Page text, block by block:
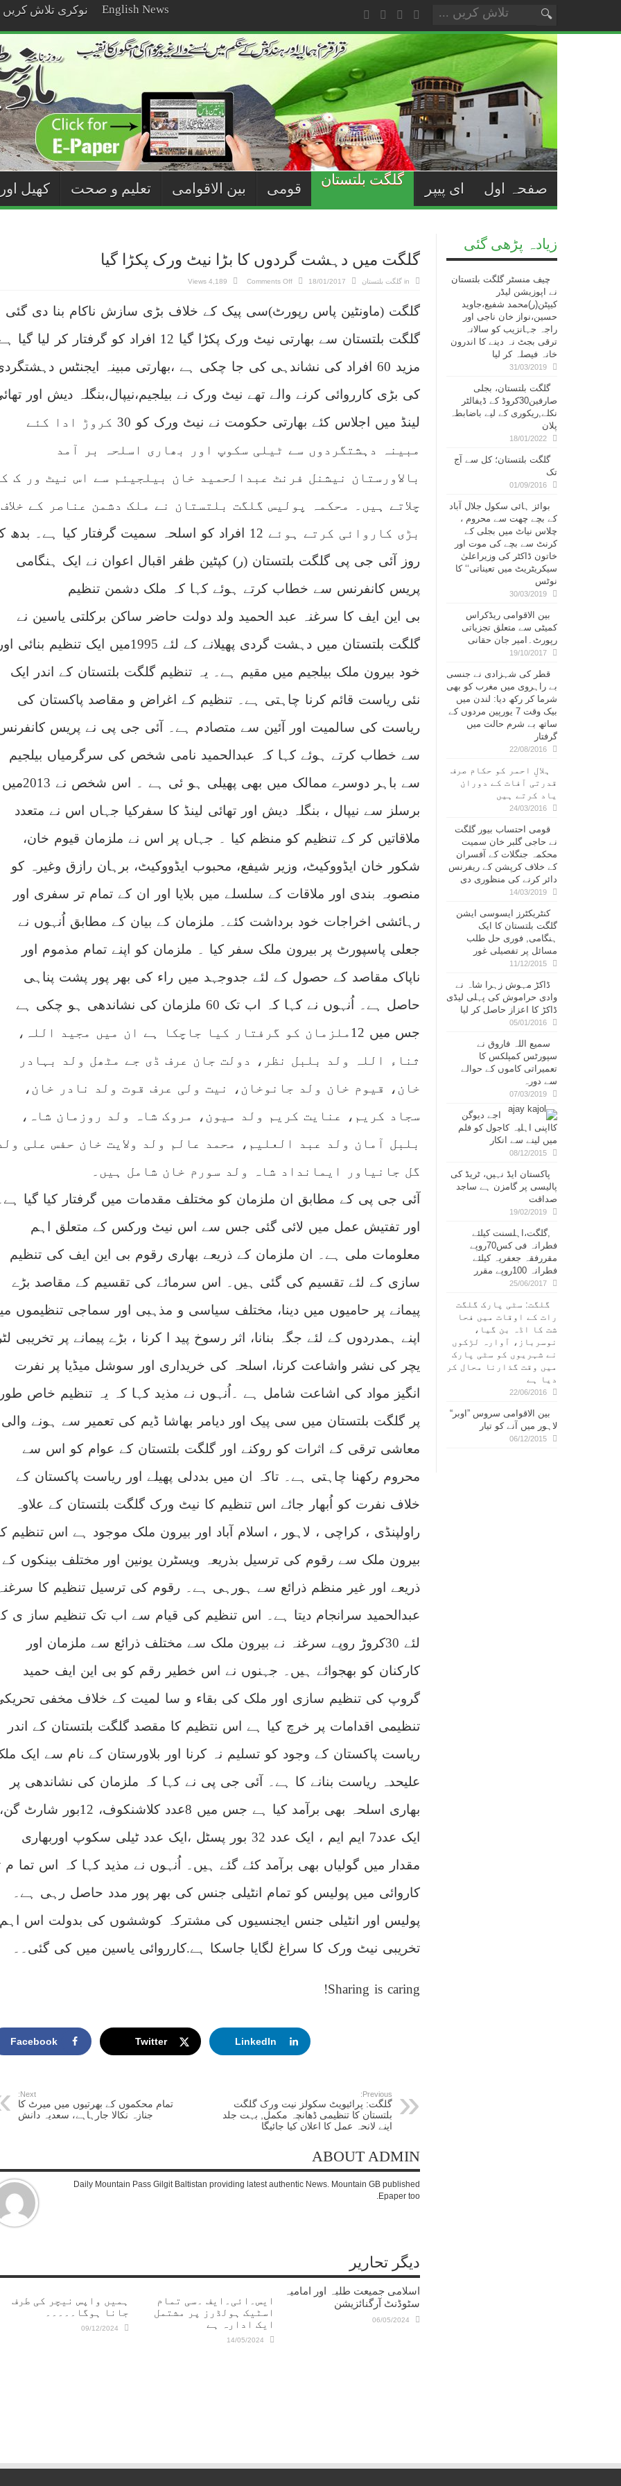
نوکری تلاش کریں English News
صفحہ اول ای پیپر
گلگت بلتستان
قومی بین الاقوامی تعلیم و صحت کھیل
گلگت میں دہشت گردوں کا بڑا نیٹ ورک پکڑا گیا
in گلگت بلتستان 18/01/2017
Comments Off
on
گردوں
کا
ورک
پکڑا
4,189 Views
گلگت (ماونٹین پاس رپورٹ)سی پیک کے خلاف بڑی سازش ناکام بنا دی گئی
گلگت بلتستان سے بھارتی نیٹ ورک پکڑا گیا 12 افراد کو گرفتار کر لیا گیا
مزید 60 افراد کی نشاندہی کی جا چکی ہے ،بھارتی مبینہ ایجنٹس
کی بڑی کارروائی کرنے والے تھے نیٹ ورک نے بیلجیم،نیپال،بنگلہ دیش اور
لینڈ میں اجلاس کئے بھارتی حکومت نے نیٹ ورک کو 30 کروڑ ادا کئے
مبینہ دہشتگردوں سے ٹیلی سکوپ اور بھاری اسلحہ بر آمد
بالاورستان نیشنل فرنٹ عبدالحمید خان بیلجیئم سے اس نیٹ ور ک
چلاتے ہیں۔ محکمہ پولیس گلگت بلتستان نے ملک دشمن عناصر کے خلاف
بڑی کاروائی کرتے ہوئے 12 افراد کو اسلحہ سمیت گرفتار کیا ہے۔
روز آئی جی پی گلگت بلتستان (ر) کپٹین ظفر اقبال اعوان نے ایک ہنگامی
پریس کانفرنس سے خطاب کرتے ہوئے کہا کہ ملک دشمن تنظیم
بی این ایف کا سرغنہ عبد الحمید ولد دولت حاضر ساکن برکلتی یاسین نے
گلگت بلتستان میں دہشت گردی پھیلانے کے لئے 1995میں ایک تنظیم بنائی
خود بیرون ملک بیلجیم میں مقیم ہے۔ یہ تنظیم گلگت بلتستان کے اندر ایک
نئی ریاست قائم کرنا چاہتی ہے۔ تنظیم کے اغراض و مقاصد پاکستان کی
ریاست کی سالمیت اور آئین سے متصادم ہے۔ آئی جی پی نے پریس
سے خطاب کرتے ہوئے کہا کہ عبدالحمید نامی شخص کی سرگرمیاں بیلجیم
سے باہر دوسرے ممالک میں بھی پھیلی ہو ئی ہے ۔ اس شخص نے 2013میں
برسلز سے نیپال ، بنگلہ دیش اور تھائی لینڈ کا سفرکیا جہاں اس نے متعدد
ملاقاتیں کر کے تنظیم کو منظم کیا ۔ جہاں پر اس نے ملزمان قیوم خان،
شکور خان ایڈووکیٹ، وزیر شیفع، محبوب ایڈووکیٹ، برہان رازق وغیرہ کو
منصوبہ بندی اور ملاقات کے سلسلے میں بلایا اور ان کے تمام تر سفری اور
رہائشی اخراجات خود برداشت کئے۔ ملزمان کے بیان کے مطابق اُنہوں نے
جعلی پاسپورٹ پر بیرون ملک سفر کیا ۔ ملزمان کو اپنے تمام مذموم اور
ناپاک مقاصد کے حصول کے لئے جدوجہد میں راء کی بھر پور پشت پناہی
حاصل ہے۔ اُنہوں نے کہا کہ اب تک 60 ملزمان کی نشاندھی ہو چکی ہے
جس میں 12ملزمان کو گرفتار کیا جاچکا ہے ان میں مجید اللہ،
ثناء اللہ ولد بلبل نظر، دولت جان عرف ڈی جے مٹھل ولد بہادر
خان، قیوم خان ولد جانوخان، نیت ولی عرف قوت ولد نادر خان،
سجاد کریم، عنایت کریم ولد میون، مروک شاہ ولد روزمان شاہ،
بلبل آمان ولد عبد العلیم، محمد عالم ولد ولایت خان حفس علی
گل جانیاور ایمانداد شاہ ولد سورم خان شامل ہیں۔
آئی جی پی کے مطابق ان ملزمان کو مختلف مقدمات میں گرفتار کیا گیا
اور تفتیش عمل میں لائی گئی جس سے اس نیٹ ورکس کے متعلق اہم
معلومات ملی ہے۔ ان ملزمان کے ذریعے بھاری رقوم بی این ایف کی تنظیم
سازی کے لئے تقسیم کی گئی ہیں۔ اس سرمائے کی تقسیم کے مقاصد بڑے
پیمانے پر حامیوں میں دینا، مختلف سیاسی و مذہبی اور سماجی تنظیموں
اپنے ہمدردوں کے لئے جگہ بنانا، اثر رسوخ پید ا کرنا ، بڑے پیمانے پر تخریبی
یچر کی نشر واشاعت کرنا، اسلحہ کی خریداری اور سوشل میڈیا پر نفرت
انگیز مواد کی اشاعت شامل ہے ۔اُنہوں نے مذید کہا کہ یہ تنظیم خاص
پر گلگت بلتستان میں سی پیک اور دیامر بھاشا ڈیم کی تعمیر سے ہونے والی
معاشی ترقی کے اثرات کو روکنے اور گلگت بلتستان کے عوام کو اس سے
محروم رکھنا چاہتی ہے۔ تاکہ ان میں بددلی پھیلے اور ریاست پاکستان کے
خلاف نفرت کو اُبھار جائے اس تنظیم کا نیٹ ورک گلگت بلتستان کے علاوہ
راولپنڈی ، کراچی ، لاہور ، اسلام آباد اور بیرون ملک موجود ہے اس تنظیم
بیرون ملک سے رقوم کی ترسیل بذریعہ ویسٹرن یونین اور مختلف بینکوں کے
ذریعے اور غیر منظم ذرائع سے ہورہی ہے۔ رقوم کی ترسیل تنظیم کا
عبدالحمید سرانجام دیتا ہے۔ اس تنظیم کی قیام سے اب تک تنظیم ساز ی
لئے 30کروڑ روپے سرغنہ نے بیرون ملک سے مختلف ذرائع سے ملزمان اور
کارکنان کو بھجوائے ہیں۔ جہنوں نے اس خطیر رقم کو بی این ایف حمید
گروپ کی تنظیم سازی اور ملک کی بقاء و سا لمیت کے خلاف مخفی
تنظیمی اقدامات پر خرچ کیا ہے اس نتظیم کا مقصد گلگت بلتستان کے اندر
ریاست پاکستان کے وجود کو تسلیم نہ کرنا اور بلاورستان کے نام سے ایک
علیحدہ ریاست بنانے کا ہے۔ آئی جی پی نے کہا کہ ملزمان کی نشاندھی پر
بھاری اسلحہ بھی برآمد کیا ہے جس میں 8عدد کلاشنکوف، 12بور شارٹ گن،
ایک عدد7 ایم ایم ، ایک عدد 32 بور پسٹل ،ایک عدد ٹیلی سکوپ اوربھاری
مقدار میں گولیاں بھی برآمد کئے گئے ہیں۔ اُنہوں نے مذید کہا کہ اس تما م
کاروائی میں پولیس کو تمام انٹیلی جنس کی بھر پور مدد حاصل رہی ہے۔
پولیس اور انٹیلی جنس ایجنسیوں کی مشترکہ کوششوں کی بدولت اس اہم
تخریبی نیٹ ورک کا سراغ لگایا جاسکا ہے.کارروائی یاسین میں کی گئی۔۔
Sharing is caring!
Facebook Twitter LinkedIn
Previous:
گلگت: پرائیویٹ سکولز نیت ورک گلگت
بلتستان کا تنظیمی ڈھانچہ مکمل, بہت جلد
اپنے لانحہ عمل کا اعلان کیا جائیگا
Next:
تمام محکموں کے بھرتیوں میں میرٹ کا
جنازہ نکالا جارہاہے، سعدیہ دانش
ABOUT ADMIN
Daily Mountain Pass Gilgit Baltistan providing latest authentic News. Mountain GB published
Epaper too.
دیگر تحاریر
ہمیں واپس نیچر کی طرف
جانا ہوگا۔۔۔۔۔
09/12/2024
ایس۔ائی۔ایف ۔سی تمام
اسٹیک ہولڈرز پر مشتمل
ایک ادارہ ہے
14/05/2024
اسلامی جمیعت طلبہ اور امامیہ
سٹوڈنٹ آرگنائزیشن
06/05/2024
زیادہ پڑھی گئی
چیف منسٹر گلگت بلتستان
نے اپوزیشن لیڈر
کیپٹن(ر)محمد شفیع،جاوید
حسین،نواز خان ناجی اور
راجہ جہانزیب کو سالانہ
ترقی بجٹ نہ دینے کا اندرون
خانہ فیصلہ کر لیا
31/03/2019
گلگت بلتستان، بجلی
صارفین30کروڈ کے ڈیفالٹر
نکلے,ریکوری کے لیے باضابطہ
پلان
18/01/2022
گلگت بلتستان؛ کل سے آج
تک
01/09/2016
بوائز ہائی سکول جلال آباد
کے بچے چھت سے محروم ،
چلاس نیاٹ میں بجلی کے
کرنٹ سے بچے کی موت اور
خاتون ڈاکٹر کی وزیراعلیٰ
سیکریٹریٹ میں تعیناتی‘‘ کا
نوٹس
30/03/2019
بین الاقوامی ریڈکراس
کمیٹی سے متعلق تجزیاتی
رپورٹ۔امیر جان حقانی
19/10/2017
قطر کی شہزادی نے جنسی
بے راہروی میں مغرب کو بھی
شرما کر رکھ دیا: لندن میں
بیک وقت 7 یورپین مردوں کے
ساتھ بے شرم حالت میں
گرفتار
22/08/2016
ہلالِ احمر کو حکام صرف
قدرتی آفات کے دوران
یاد کرتے ہیں
24/03/2016
قومی احتساب بیور گلگت
نے حاجی گلبر خان سمیت
محکمہ جنگلات کے آفسران
کے خلاف کرپشن کے ریفرنس
دائر کرنے کی منظوری دی
14/03/2019
کنٹریکٹرز ایسوسی ایشن
گلگت بلتستان کا ایک
ہنگامی, فوری حل طلب
مسائل پر تفصیلی غور
11/12/2015
ڈاکڑ مہوش زہرا شاہ نے
وادی حراموش کی پہلی لیڈی
ڈاکڑ کا اعزاز حاصل کر لیا
05/01/2016
سمیع اللہ فاروق نے
سپورٹس کمپلکس کا
تعمیراتی کاموں کے حوالے
سے دورہ
07/03/2019
اجے دیوگن
کااپنی اہلیہ کاجول کو فلم
میں لینے سے انکار
08/12/2015
پاکستان ایڈ نہیں، ٹریڈ کی
پالیسی پر گامزن ہے ساجد
صداقت
19/02/2019
,گلگت،اہلسنت کیلئے
فطرانہ فی کس70روپے
مقررفقہ جعفریہ کیلئے
فطرانہ 100روپے مقرر
25/06/2017
گلگت: سٹی پارک گلگت
رات کے اوقات میں فحا
شت کا اڈہ بن گیا،
نوسرباز، آوارہ لڑکوں
نے شہریوں کو سٹی پارک
میں وقت گذارنا محال کر
دیا ہے
22/06/2016
بین الاقوامی سروس ”اوبر“
لاہور میں آنے کو تیار
06/12/2015